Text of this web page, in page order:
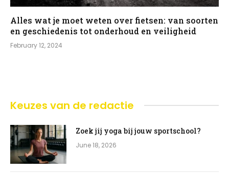
Alles wat je moet weten over fietsen: van soorten
en geschiedenis tot onderhoud en veiligheid
February 12, 2024
Keuzes van de redactie
Zoek jij yoga bij jouw sportschool?
June 18, 2026